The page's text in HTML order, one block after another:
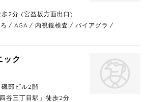
2分 (宮益坂方面出口)
AGA 内視鏡検査
バイアグラ
ック
磯部ビル2階
谷三丁目駅」徒歩2分